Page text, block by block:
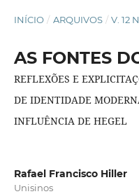
INÍCIO / ARQUIVOS / V. 12
AS FONTES
REFLEXÕES E
DE IDENTIDADE
INFLUÊNCIA DE HEGEL
Rafael Francisco Hiller
Unisinos